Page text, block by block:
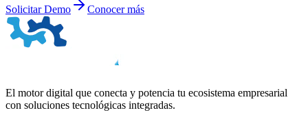
Solicitar Demo Conocer más
El motor digital que conecta y potencia tu ecosistema empresarial
con soluciones tecnológicas integradas.